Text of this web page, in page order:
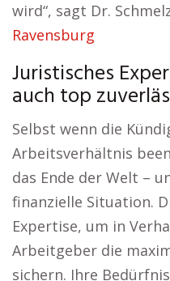
wird“, sagt Dr.
Ravensburg
Juristisches
auch top
Selbst wenn die
Arbeitsverhältnis
das Ende der Welt –
finanzielle Situation.
Expertise, um in
Arbeitgeber die
sichern. Ihre